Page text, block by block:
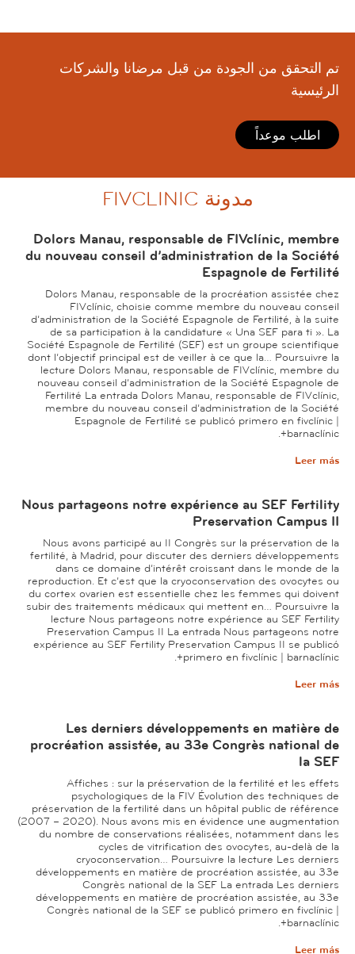
تم التحقق من الجودة من قبل مرضانا والشركات
الرئيسية
اطلب موعداً
مدونة FIVCLINIC
Dolors Manau, responsable de FIVclínic, membre
du nouveau conseil d’administration de la Société
Espagnole de Fertilité
Dolors Manau, responsable de la procréation assistée chez
FIVclínic, choisie comme membre du nouveau conseil
d’administration de la Société Espagnole de Fertilité, à la suite
de sa participation à la candidature « Una SEF para ti ». La
Société Espagnole de Fertilité (SEF) est un groupe scientifique
dont l’objectif principal est de veiller à ce que la… Poursuivre la
lecture Dolors Manau, responsable de FIVclínic, membre du
nouveau conseil d’administration de la Société Espagnole de
Fertilité La entrada Dolors Manau, responsable de FIVclínic,
membre du nouveau conseil d’administration de la Société
Espagnole de Fertilité se publicó primero en fivclínic |
barnaclínic+.
Leer más
Nous partageons notre expérience au SEF Fertility
Preservation Campus II
Nous avons participé au II Congrès sur la préservation de la
fertilité, à Madrid, pour discuter des derniers développements
dans ce domaine d’intérêt croissant dans le monde de la
reproduction. Et c’est que la cryoconservation des ovocytes ou
du cortex ovarien est essentielle chez les femmes qui doivent
subir des traitements médicaux qui mettent en… Poursuivre la
lecture Nous partageons notre expérience au SEF Fertility
Preservation Campus II La entrada Nous partageons notre
expérience au SEF Fertility Preservation Campus II se publicó
primero en fivclínic | barnaclínic+.
Leer más
Les derniers développements en matière de
procréation assistée, au 33e Congrès national de
la SEF
Affiches : sur la préservation de la fertilité et les effets
psychologiques de la FIV Évolution des techniques de
préservation de la fertilité dans un hôpital public de référence
(2007 – 2020). Nous avons mis en évidence une augmentation
du nombre de conservations réalisées, notamment dans les
cycles de vitrification des ovocytes, au-delà de la
cryoconservation… Poursuivre la lecture Les derniers
développements en matière de procréation assistée, au 33e
Congrès national de la SEF La entrada Les derniers
développements en matière de procréation assistée, au 33e
Congrès national de la SEF se publicó primero en fivclínic |
barnaclínic+.
Leer más